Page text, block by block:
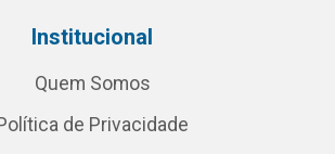
Institucional
Quem Somos
de Privacidade